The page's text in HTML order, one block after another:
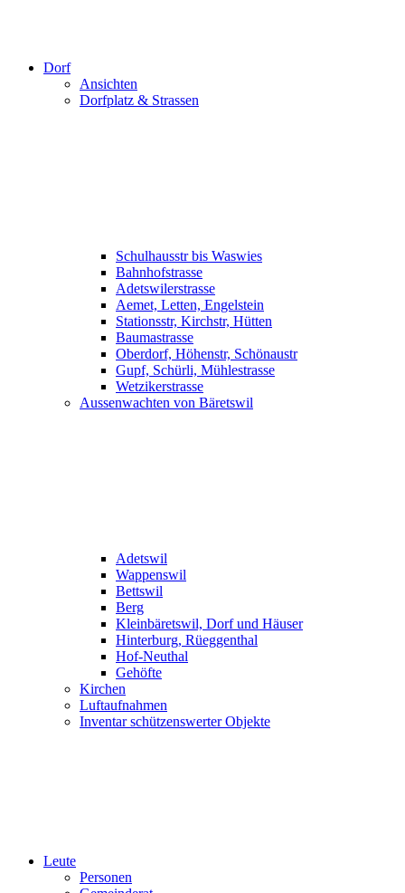
Dorf
Ansichten
Dorfplatz & Strassen
Schulhausstr bis Waswies
Bahnhofstrasse
Adetswilerstrasse
Aemet, Letten, Engelstein
Stationsstr, Kirchstr, Hütten
Baumastrasse
Oberdorf, Höhenstr, Schönaustr
Gupf, Schürli, Mühlestrasse
Wetzikerstrasse
Aussenwachten von Bäretswil
Adetswil
Wappenswil
Bettswil
Berg
Kleinbäretswil, Dorf und Häuser
Hinterburg, Rüeggenthal
Hof-Neuthal
Gehöfte
Kirchen
Luftaufnahmen
Inventar schützenswerter Objekte
Leute
Personen